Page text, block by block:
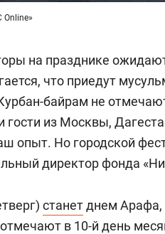
на празднике
что приедут
байрам не
гости из Москвы,
опыт. Но городской
директор фонда
станетднем Арафа,
в 10-й день